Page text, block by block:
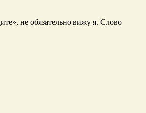
не обязательно вижу я. Слово